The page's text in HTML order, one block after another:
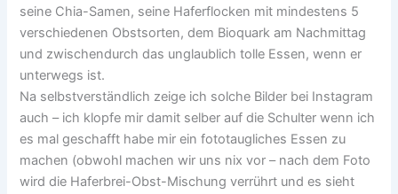
seine Chia-Samen, seine Haferflocken mit mindestens 5
verschiedenen Obstsorten, dem Bioquark am Nachmittag
und zwischendurch das unglaublich tolle Essen, wenn er
unterwegs ist.
Na selbstverständlich zeige ich solche Bilder bei Instagram
auch – ich klopfe mir damit selber auf die Schulter wenn ich
es mal geschafft habe mir ein fototaugliches Essen zu
machen (obwohl machen wir uns nix vor – nach dem Foto
wird die Haferbrei-Obst-Mischung verrührt und es sieht